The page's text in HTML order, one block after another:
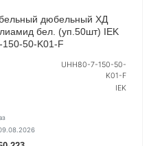
дюбельный ХД
бел. (уп.50шт) IEK
150-50-K01-F
UHH80-7-150-50-
K01-F
IEK